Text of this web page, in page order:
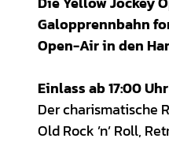
Galopprennbahn
Open-Air in den
Einlass ab 17:00 Uhr
Der charismatische
Old Rock ’n’ Roll,